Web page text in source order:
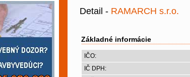
Detail - RAMARCH s.r.o.
Základné informácie
IČO:
IČ DPH: